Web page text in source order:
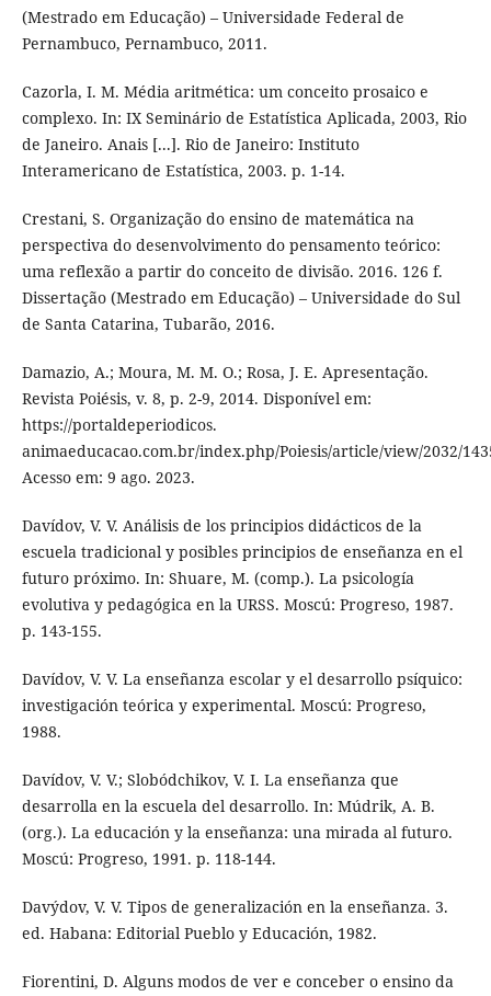
(Mestrado em Educação) – Universidade Federal de
Pernambuco, Pernambuco, 2011.
Cazorla, I. M. Média aritmética: um conceito prosaico e
complexo. In: IX Seminário de Estatística Aplicada, 2003, Rio
de Janeiro. Anais [...]. Rio de Janeiro: Instituto
Interamericano de Estatística, 2003. p. 1-14.
Crestani, S. Organização do ensino de matemática na
perspectiva do desenvolvimento do pensamento teórico:
uma reflexão a partir do conceito de divisão. 2016. 126 f.
Dissertação (Mestrado em Educação) – Universidade do Sul
de Santa Catarina, Tubarão, 2016.
Damazio, A.; Moura, M. M. O.; Rosa, J. E. Apresentação.
Revista Poiésis, v. 8, p. 2-9, 2014. Disponível em:
https://portaldeperiodicos.
animaeducacao.com.br/index.php/Poiesis/article/view/2032/
Acesso em: 9 ago. 2023.
Davídov, V. V. Análisis de los principios didácticos de la
escuela tradicional y posibles principios de enseñanza en el
futuro próximo. In: Shuare, M. (comp.). La psicología
evolutiva y pedagógica en la URSS. Moscú: Progreso, 1987.
p. 143-155.
Davídov, V. V. La enseñanza escolar y el desarrollo psíquico:
investigación teórica y experimental. Moscú: Progreso,
1988.
Davídov, V. V.; Slobódchikov, V. I. La enseñanza que
desarrolla en la escuela del desarrollo. In: Múdrik, A. B.
(org.). La educación y la enseñanza: una mirada al futuro.
Moscú: Progreso, 1991. p. 118-144.
Davýdov, V. V. Tipos de generalización en la enseñanza. 3.
ed. Habana: Editorial Pueblo y Educación, 1982.
Fiorentini, D. Alguns modos de ver e conceber o ensino da